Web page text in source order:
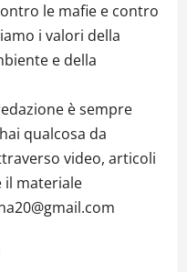
le mafie e contro
i valori della
e della
è sempre
qualcosa da
video, articoli
il materiale